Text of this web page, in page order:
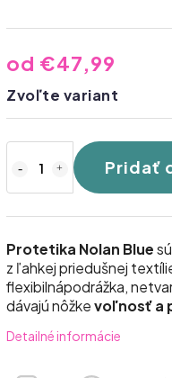
od €47,99
Zvoľte variant
Pridať
Protetika Nolan Blue
z ľahkej priedušnej
flexibilnápodrážka,
dávajú nôžkevoľnosť a
Detailné informácie